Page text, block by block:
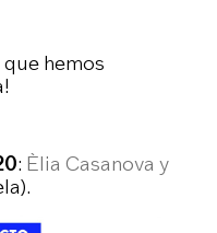
hemos
: Èlia Casanova y